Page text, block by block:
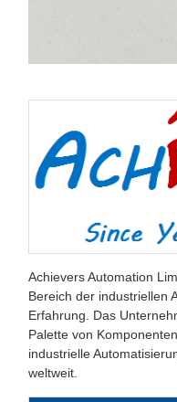
Achievers Automation
Bereich der industriellen
Erfahrung. Das
Palette von
industrielle
weltweit.